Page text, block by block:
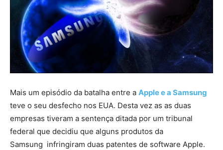
Mais um episódio da batalha entre a Apple e a Samsung
teve o seu desfecho nos EUA. Desta vez as as duas
empresas tiveram a sentença ditada por um tribunal
federal que decidiu que alguns produtos da
Samsung infringiram duas patentes de software Apple.